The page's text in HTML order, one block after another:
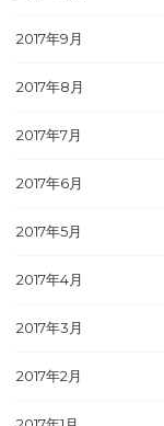
2017年9月
2017年8月
2017年7月
2017年6月
2017年5月
2017年4月
2017年3月
2017年2月